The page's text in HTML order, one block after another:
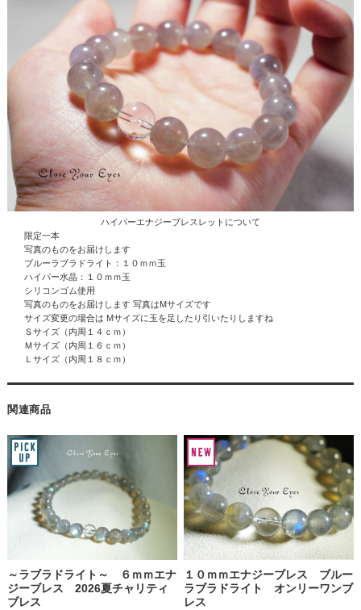
ハイパーエナジーブレスレットについて
限定一本
写真のものをお届けします
ブルーラブラドライト：１０ｍｍ玉
ハイパー水晶 ：１０ｍｍ玉
シリコンゴム使用
写真のものをお届けします 写真はMサイズです
サイズ変更の場合は Mサイズに玉を足したり引いたりしますね
Ｓサイズ（内周１４ｃｍ）
Ｍサイズ（内周１６ｃｍ）
Ｌサイズ（内周１８ｃｍ）
関連商品
～ラブラドライト～ ６ｍｍエナ
ジーブレス 2026夏チャリティ
ブレス
１０ｍｍエナジーブレス ブルー
ラブラドライト オンリーワンブ
レス